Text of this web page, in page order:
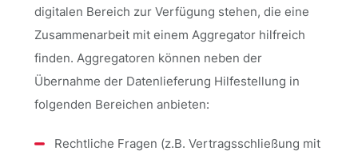
digitalen Bereich zur Verfügung stehen, die eine
Zusammenarbeit mit einem Aggregator hilfreich
finden. Aggregatoren können neben der
Übernahme der Datenlieferung Hilfestellung in
folgenden Bereichen anbieten:
Rechtliche Fragen (z.B. Vertragsschließung mit